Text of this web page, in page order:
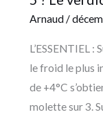
Arnaud/
L’ESSENTIEL
le froid le plus
de +4°C
molette sur 3.
Le